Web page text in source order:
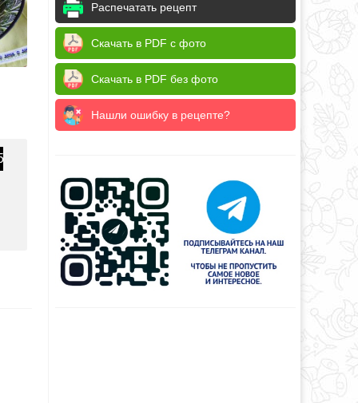
Распечатать рецепт
Скачать в PDF с фото
Скачать в PDF без фото
Нашли ошибку в рецепте?